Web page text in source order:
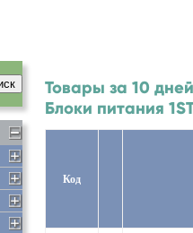
Товары за 10
Блоки питания
Код